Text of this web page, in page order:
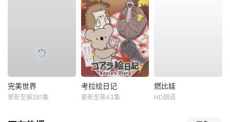
完美世界
更新至第281集
考拉绘日记
更新至第43集
燃比娃
HD国语